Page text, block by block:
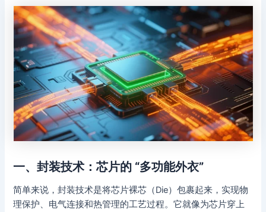
一、封装技术：芯片的 “多功能外衣”
简单来说，封装技术是将芯片裸芯（Die）包裹起来，实现物
理保护、电气连接和热管理的工艺过程。它就像为芯片穿上